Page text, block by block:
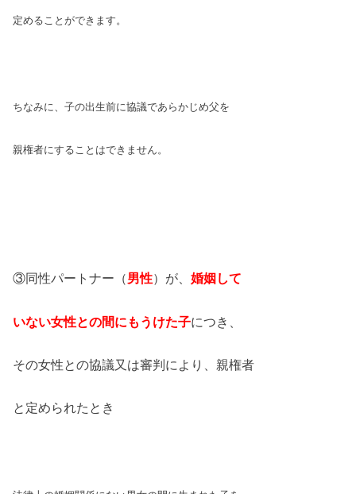
定めることができます。
ちなみに、子の出生前に協議であらかじめ父を
親権者にすることはできません。
③同性パートナー（男性）が、婚姻して
いない女性との間にもうけた子につき、
その女性との協議又は審判により、親権者
と定められたとき